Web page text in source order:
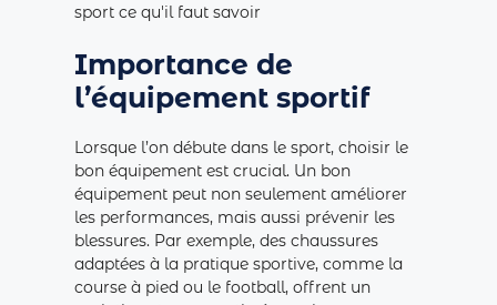
sport ce qu'il faut savoir
Importance de
l’équipement sportif
Lorsque l’on débute dans le sport, choisir le
bon équipement est crucial. Un bon
équipement peut non seulement améliorer
les performances, mais aussi prévenir les
blessures. Par exemple, des chaussures
adaptées à la pratique sportive, comme la
course à pied ou le football, offrent un